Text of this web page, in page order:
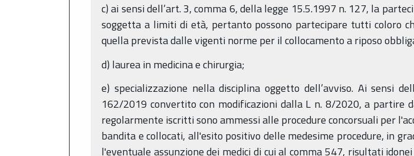
c) ai sensi dell’art. 3, comma 6, della legge 15.5.1997 n. 127, la
soggetta a limiti di età, pertanto possono partecipare tutti coloro
quella prevista dalle vigenti norme per il collocamento a riposo
d) laurea in medicina e chirurgia;
e) specializzazione nella disciplina oggetto dell’avviso. Ai sensi
162/2019 convertito con modificazioni dalla L n. 8/2020, a partire
regolarmente iscritti sono ammessi alle procedure concorsuali per
bandita e collocati, all'esito positivo delle medesime procedure, in
l'eventuale assunzione dei medici di cui al comma 547, risultati